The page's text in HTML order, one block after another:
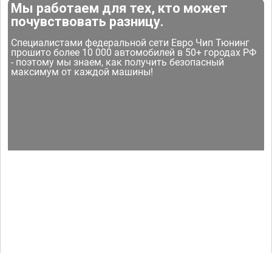
Мы работаем для тех, кто может
почувствовать разницу.
Специалистами федеральной сети Евро Чип Тюнинг
прошито более 10 000 автомобилей в 50+ городах РФ
- поэтому мы знаем, как получить безопасный
максимум от каждой машины!